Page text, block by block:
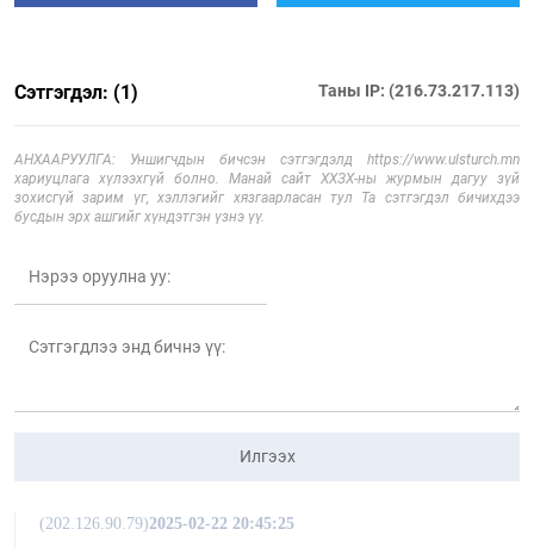
Сэтгэгдэл: (1) Таны IP: (216.73.217.113)
АНХААРУУЛГА: Уншигчдын бичсэн сэтгэгдэлд https://www.ulsturch.mn
хариуцлага хүлээхгүй болно. Манай сайт ХХЗХ-ны журмын дагуу зүй
зохисгүй зарим үг, хэллэгийг хязгаарласан тул Та сэтгэгдэл бичихдээ
бусдын эрх ашгийг хүндэтгэн үзнэ үү.
Илгээх
(202.126.90.79)2025-02-22 20:45:25